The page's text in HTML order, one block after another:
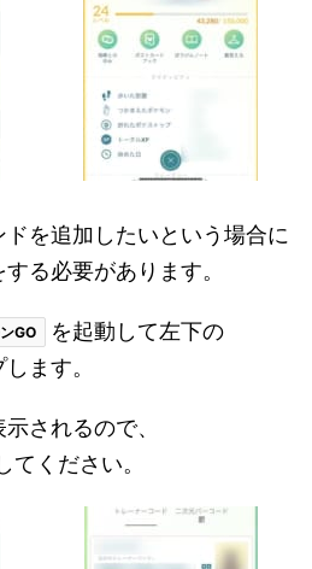
を追加したいという場合に
る必要があります。
GO を起動して左下の
ます。
されるので、
てください。